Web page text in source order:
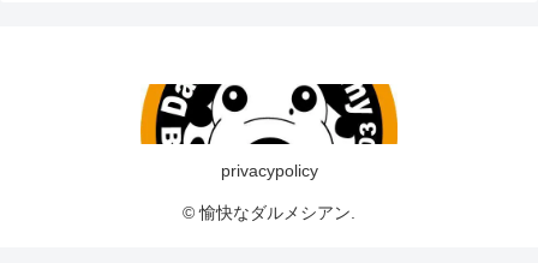
privacypolicy
© 愉快なダルメシアン.